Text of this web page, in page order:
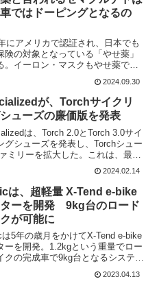
術品を作り出しま...
ではドーピングとなるの
にアメリカで認証され、日本でも
険の対象となっている「やせ薬」
。イーロン・マスクもやせ薬で、
に13kgも体重が落ちたとか。あく
満の人が使った場合に、食欲が抑
て体重が15%程度減るとのこと
転車競...
2024.09.30
が、Torchサイクリ
ューズの廉価版を発表
は、Torch 2.0とTorch 3.0サイ
グシューズを発表し、Torchシュー
ミリーを拡大した。これは、最上
ルのS-Works Torchと、Torch 1.0
位置するシューズで、S-Wo...
2024.02.14
は、超軽量 X-Tend e-bike
ーを開発 9kg台のロード
が可能に
は5年の歳月をかけてX-Tend e-bike
ーを開発。1.2kgという重量でロー
クの完成車で9kg台となるシステム
。凄いのは、ほとんどのクランク
と互換性があるということ。た
2023.04.13